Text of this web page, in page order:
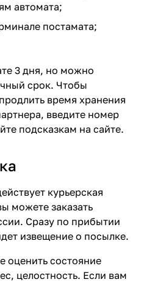
автомата;
постамата;
3 дня, но можно
срок. Чтобы
время хранения
, введите номер
подсказкам на сайте.
курьерская
можете заказать
Сразу по прибытии
извещение о посылке.
оценить состояние
целостность. Если вам